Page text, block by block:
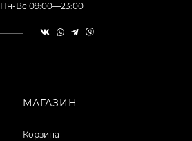
Пн-Вс 09:00—23:00
МАГАЗИН
Корзина